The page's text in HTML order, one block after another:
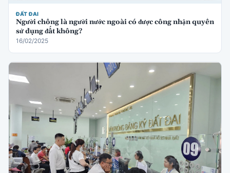
ĐẤT ĐAI
Người chồng là người nước ngoài có được công nhận quyền
sử dụng đất không?
16/02/2025